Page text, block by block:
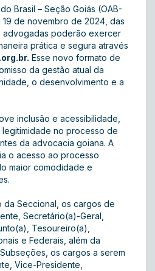
Brasil – Seção Goiás (OAB-
de novembro de 2024, das
advogadas poderão exercer
prática e segura através
Esse novo formato de
da gestão atual da
o desenvolvimento e a
inclusão e acessibilidade,
legitimidade no processo de
da advocacia goiana. A
o acesso ao processo
maior comodidade e
da Seccional, os cargos de
Secretário(a)-Geral,
Tesoureiro(a),
e Federais, além da
os cargos a serem
Vice-Presidente,